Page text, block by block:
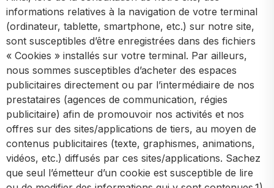
informations relatives à la navigation de votre terminal
(ordinateur, tablette, smartphone, etc.) sur notre site,
sont susceptibles d’être enregistrées dans des fichiers
« Cookies » installés sur votre terminal. Par ailleurs,
nous sommes susceptibles d’acheter des espaces
publicitaires directement ou par l’intermédiaire de nos
prestataires (agences de communication, régies
publicitaire) afin de promouvoir nos activités et nos
offres sur des sites/applications de tiers, au moyen de
contenus publicitaires (texte, graphismes, animations,
vidéos, etc.) diffusés par ces sites/applications. Sachez
que seul l’émetteur d’un cookie est susceptible de lire